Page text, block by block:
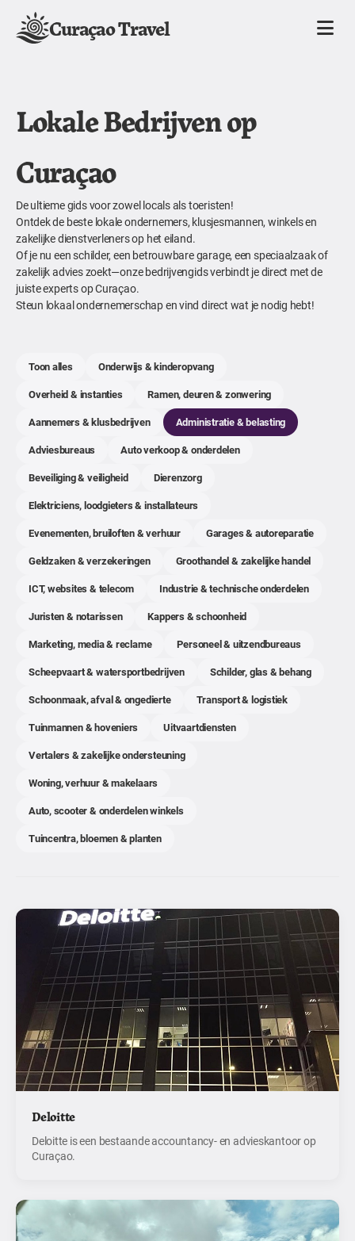
Curaçao Travel
Lokale Bedrijven op
Curaçao
De ultieme gids voor zowel locals als toeristen!
Ontdek de beste lokale ondernemers, klusjesmannen, winkels en
zakelijke dienstverleners op het eiland.
Of je nu een schilder, een betrouwbare garage, een speciaalzaak of
zakelijk advies zoekt—onze bedrijvengids verbindt je direct met de
juiste experts op Curaçao.
Steun lokaal ondernemerschap en vind direct wat je nodig hebt!
Toon alles
Onderwijs & kinderopvang
Overheid & instanties
Ramen, deuren & zonwering
Aannemers & klusbedrijven
Administratie & belasting
Adviesbureaus
Auto verkoop & onderdelen
Beveiliging & veiligheid
Dierenzorg
Elektriciens, loodgieters & installateurs
Evenementen, bruiloften & verhuur
Garages & autoreparatie
Geldzaken & verzekeringen
Groothandel & zakelijke handel
ICT, websites & telecom
Industrie & technische onderdelen
Juristen & notarissen
Kappers & schoonheid
Marketing, media & reclame
Personeel & uitzendbureaus
Scheepvaart & watersportbedrijven
Schilder, glas & behang
Schoonmaak, afval & ongedierte
Transport & logistiek
Tuinmannen & hoveniers
Uitvaartdiensten
Vertalers & zakelijke ondersteuning
Woning, verhuur & makelaars
Auto, scooter & onderdelen winkels
Tuincentra, bloemen & planten
Deloitte
Deloitte is een bestaande accountancy- en advieskantoor op
Curaçao.